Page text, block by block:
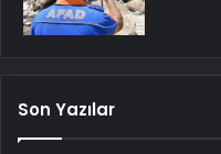
Son Yazılar